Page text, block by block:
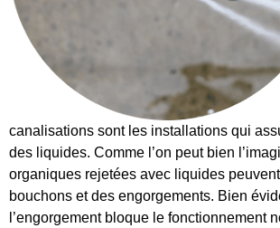
canalisations sont les installations qui
des liquides. Comme l’on peut bien
organiques rejetées avec liquides
bouchons et des engorgements. Bien
l’engorgement bloque le fonctionnement